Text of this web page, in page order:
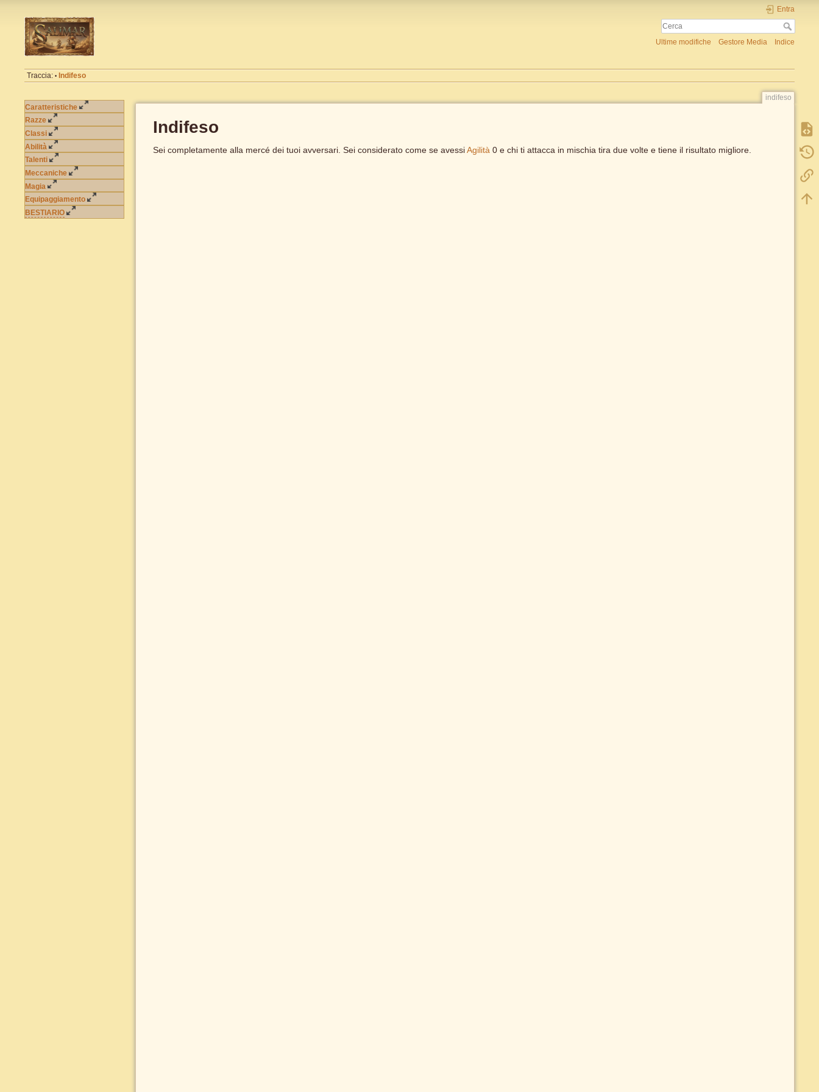
Entra
Ultime modifiche Gestore Media Indice
Traccia: • Indifeso
Caratteristiche
Razze
Classi
Abilità
Talenti
Meccaniche
Magia
Equipaggiamento
BESTIARIO
indifeso
Indifeso
Sei completamente alla mercé dei tuoi avversari. Sei considerato come se avessiAgilità 0 e chi ti attacca in mischia tira due volte e tiene il risultato migliore.